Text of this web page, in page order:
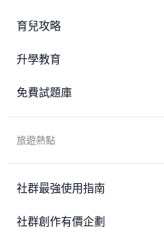
育兒攻略
升學教育
免費試題庫
旅遊熱點
社群最強使用指南
社群創作有價企劃